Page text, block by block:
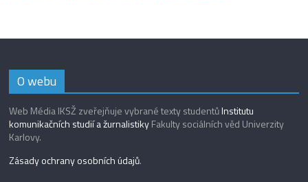
O webu
Web Média IKSŽ zveřejňuje vybrané texty studentůInstitutu
komunikačních studií a žurnalistikyFakulty sociálních věd Univerzity
Karlovy.
Zásady ochrany osobních údajů.